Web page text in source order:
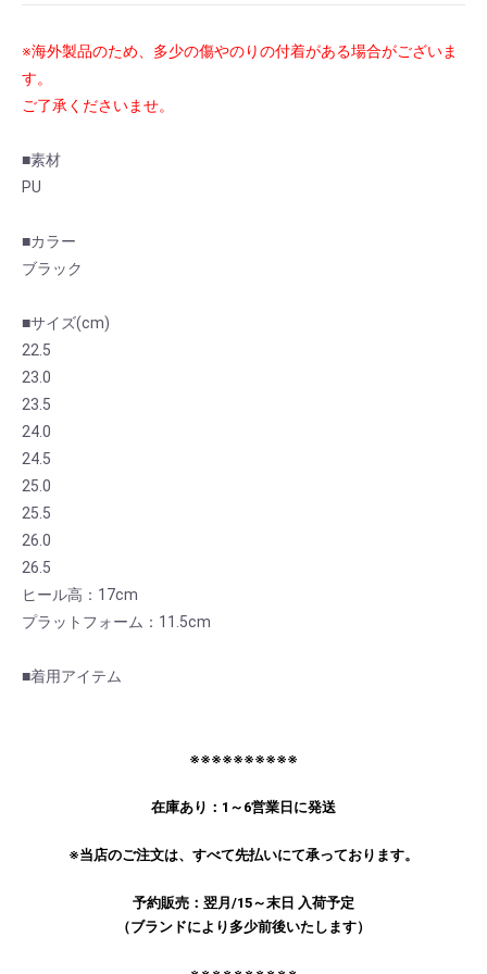
※海外製品のため、多少の傷やのりの付着がある場合がございま
す。
ご了承くださいませ。
■素材
PU
■カラー
ブラック
■サイズ(cm)
22.5
23.0
23.5
24.0
24.5
25.0
25.5
26.0
26.5
ヒール高：17cm
プラットフォーム：11.5cm
■着用アイテム
※※※※※※※※※※
在庫あり：1～6営業日に発送
※当店のご注文は、すべて先払いにて承っております。
予約販売：翌月/15～末日 入荷予定
（ブランドにより多少前後いたします）